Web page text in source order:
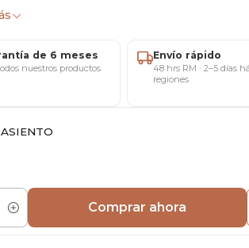
a todo Chile
San Miguel (agenda al privado)
y ventas mayoristas
36 cm
cm
(Velvet)
Cilíndrica
color dorado
de 6 meses
nuestros productos
Envío rápido
48 hrs RM · 2–5 días
regiones
Comprar ahora